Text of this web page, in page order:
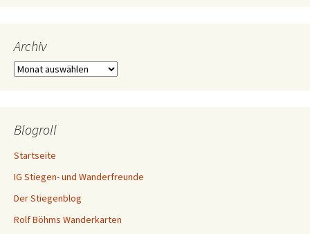
Archiv
Archiv
Blogroll
Startseite
IG Stiegen- und Wanderfreunde
Der Stiegenblog
Rolf Böhms Wanderkarten